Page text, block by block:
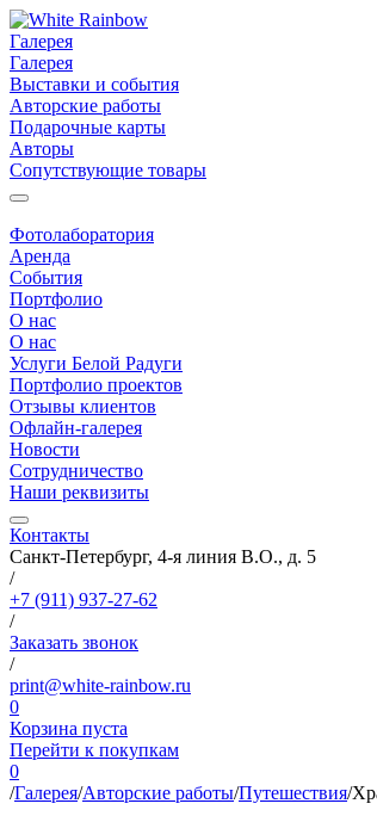
Галерея
Галерея
Выставки и события
Авторские работы
Подарочные карты
Авторы
Сопутствующие товары
Фотолаборатория
Аренда
События
Портфолио
О нас
О нас
Услуги Белой Радуги
Портфолио проектов
Отзывы клиентов
Офлайн-галерея
Новости
Сотрудничество
Наши реквизиты
Контакты
Санкт-Петербург, 4-я линия В.О., д. 5
/
+7 (911) 937-27-62
/
Заказать звонок
/
print@white-rainbow.ru
0
Корзина пуста
Перейти к покупкам
0
/Галерея/Авторские работы/Путешествия/